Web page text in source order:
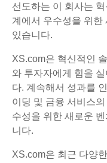
선도하는 이 회사는
계에서 우수성을 위한
있습니다.
XS.com은 혁신적인
와 투자자에게 힘을
다. 계속해서 성과를
이딩 및 금융 서비스
수성을 위한 새로운
니다.
XS.com은 최근 다양